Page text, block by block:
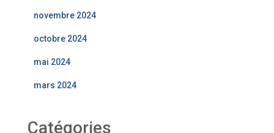
novembre 2024
octobre 2024
mai 2024
mars 2024
Catégories